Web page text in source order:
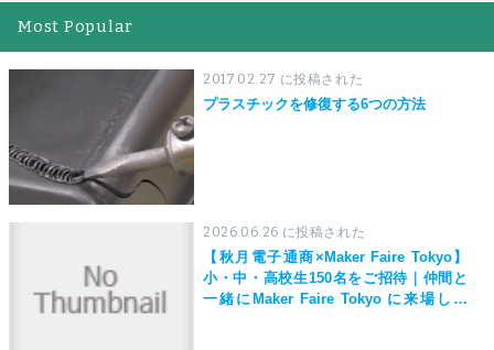
Most Popular
2017.02.27 に投稿された
プラスチックを修復する6つの方法
2026.06.26 に投稿された
【秋月電子通商×Maker Faire Tokyo】
小・中・高校生150名をご招待｜仲間と
一緒にMaker Faire Tokyo に来場しよ